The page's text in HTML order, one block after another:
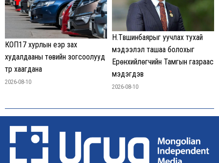
КОП17 хурлын үеэр зах
худалдааны төвийн зогсоолууд
түр хаагдана
2026-08-10
Н.Түвшинбаярыг уучлах тухай
мэдээлэл ташаа болохыг
Ерөнхийлөгчийн Тамгын газраас
мэдэгдэв
2026-08-10